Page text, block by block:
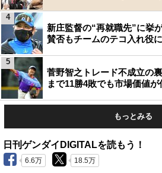
新庄監督の“再就職先”に挙
賛否もチームのテコ入れ役
4
菅野智之トレード不成立の
まで11勝4敗でも市場価値
5
もっとみる
日刊ゲンダイDIGITALを読もう！
6.6万 18.5万